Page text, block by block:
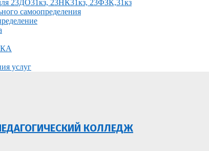
23ДО31кз, 23НК31кз, 23ФЗК,31кз
самоопределения
услуг
КОЛЛЕДЖ